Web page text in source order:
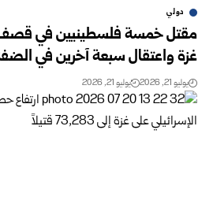
دولي
مقتل خمسة فلسطينيين في قصف
غزة واعتقال سبعة آخرين في
يوليو 21, 2026 يوليو 21, 2026